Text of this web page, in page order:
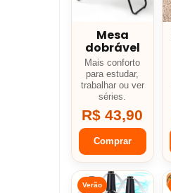
Mesa
dobrável
Mais conforto
para estudar,
trabalhar ou ver
séries.
R$ 43,90
Comprar
Verão